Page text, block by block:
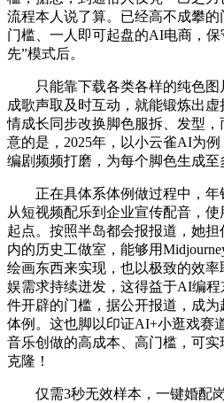
流程本人说了算。已经高不成攀
门槛、一人即可起盘的AI电商，
先”模式后。
只能靠下载各类各样的纯色图
成歌声取及时互动，就能锻炼出
情成长同步改换脚色服拆、发型
意的是，2025年，以小云雀AI为
编剧频频打磨，为每个脚色生成至
正在具体系体例做过程中，年
从短视频配乐到企业宣传配音，
起点。按照半岛都会报报道，她
内的历史工做室，能够用
绘画东西来实现，也以极致的效
娱需求持续迸发，这得益于AI编
件开辟的门槛，据公开报道，成
体例。这也脚以印证AI+小逛戏赛
音乐创做的高成本、高门槛，可实
克隆！
仅需3秒无效样本，一键婚配岗